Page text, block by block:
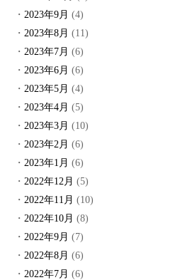
2023年9月 (4)
2023年8月 (11)
2023年7月 (6)
2023年6月 (6)
2023年5月 (4)
2023年4月 (5)
2023年3月 (10)
2023年2月 (6)
2023年1月 (6)
2022年12月 (5)
2022年11月 (10)
2022年10月 (8)
2022年9月 (7)
2022年8月 (6)
2022年7月 (6)